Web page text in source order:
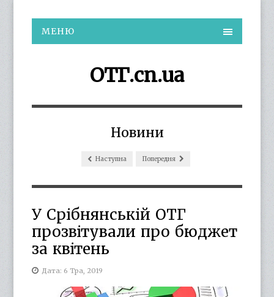
МЕНЮ
ОТГ.cn.ua
Новини
Наступна Попередня
У Срібнянській ОТГ
прозвітували про бюджет
за квітень
Дата: 6 Тра, 2019